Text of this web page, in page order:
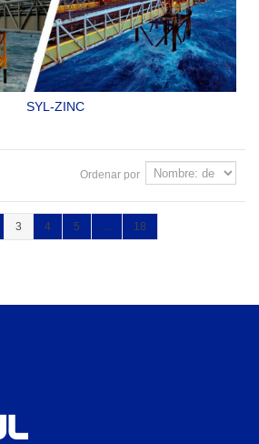
SYL-ZINC
SYLPYL 10 HBA
Ordenar por
3 4 5 ... 18